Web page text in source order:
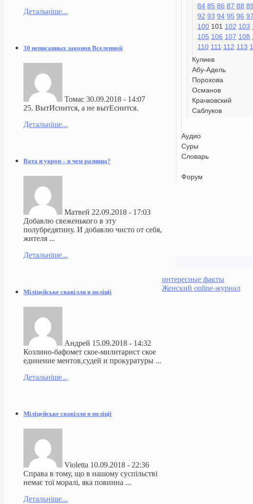
84 85 86 87 88 89
92 93 94 95 96 97
100 101 102 103
105 106 107 108
110 111 112 113
Кулиев
Абу-Адель
Порохова
Османов
Крачковский
Саблуков
Аудио
Суры
Словарь
Форум
интересные факты
Женский online-журнал
Детальніше...
30 неписанных законов Вселенной
Томас 30.09.2018 - 14:07
25. ВытИснится, а не вытЕснится.
Детальніше...
Вата и укроп – в чем разница?
Матвей 22.09.2018 - 17:03
Добавлю свеженького в эту
полубредятину. И добавлю чисто от себя,
жителя ...
Детальніше...
Міліцейське свавілля в поліції
Андрей 15.09.2018 - 14:32
Козлино-бафомет ское-милитарист ское
единение ментов,судей и прокуратуры ...
Детальніше...
Міліцейське свавілля в поліції
Violetta 10.09.2018 - 22:36
Справа в тому, що в нашому суспільстві
немає тої моралі, яка повинна ...
Детальніше...